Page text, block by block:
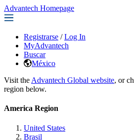
Advantech Homepage
Registrarse / Log In
MyAdvantech
Buscar
México
Visit the Advantech Global website, or
region below.
America Region
United States
Brasil